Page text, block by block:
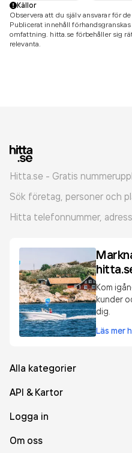
Källor
Observera att du själv ansvarar för
Publicerat innehåll
omfattning. hitta.se förbehåller sig
relevanta.
Hitta.se - Gratis
Sök företag, personer och
Hitta telefonnummer,
Kom
kunder
dig.
Läs mer
Alla kategorier
API & Kartor
Logga in
Om oss